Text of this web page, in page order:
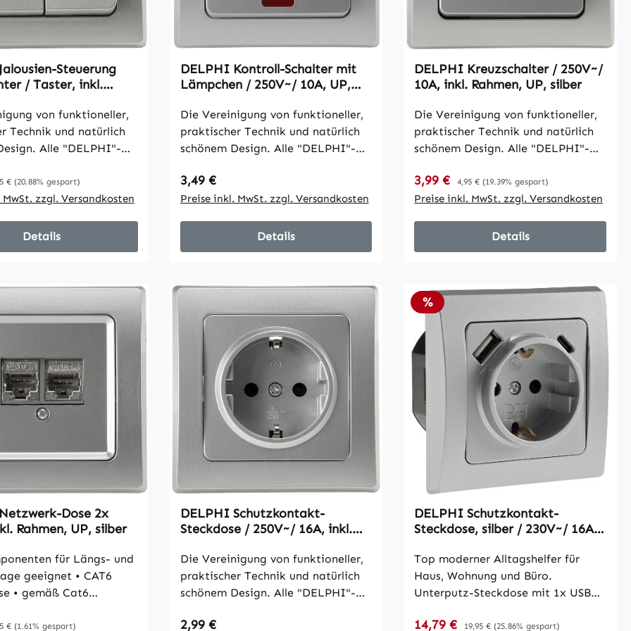
Schraubanschluss
Steuerung
/ Taster, inkl.
von funktioneller,
Technik und natürlich
Alle "DELPHI"-
geeignet und mit
hochglänzenden
Tasterfunktion •
• Maße mit
Preis:
€ (20.88% gespart)
zzgl. Versandkosten
Details
DELPHI Kontroll-Schalter mit
Lämpchen / 250V~/ 10A, UP,
Die Vereinigung von funktioneller,
praktischer Technik und natürlich
schönem Design. Alle "DELPHI"-
Quermontage geeignet und mit
einer eleganten hochglänzenden
Details: • einfache Installation mit
Schraubterminal • alle
Quermontage geeignet • Kontroll-
AUS-Schalter (benötigt Nullleiter) •
Funktion: Kontroll-Lämpchen AN
wenn Licht AN (Nullleiter-Anschluss
benötigt) • Maße: 80x80x25mm
Regulärer Preis:
3,49 €
Preise inkl. MwSt. zzgl. Versandkosten
Details
DELPHI Kreuzschalter / 250V~/
10A, inkl. Rahmen, UP, silber
Die Vereinigung von funktioneller,
praktischer Technik und natürlich
schönem Design. Alle "DELPHI"-
Quermontage geeignet und mit
einer eleganten hochglänzenden
Schraubanschluss
Verkaufspreis:
3,99 € Regulärer Preis:
4,95 € (19.39% gespart)
Preise inkl. MwSt. zzgl. Versandkosten
Details
Dose 2x
Rahmen, UP, silber
für Längs- und
geeignet • CAT6
• gemäß Cat6
für Gigabit bestens
Preis:
€ (1.61% gespart)
DELPHI Schutzkontakt-
Steckdose / 250V~/ 16A, inkl.
Die Vereinigung von funktioneller,
praktischer Technik und natürlich
schönem Design. Alle "DELPHI"-
Quermontage geeignet und mit
Regulärer Preis:
2,99 €
Rabatt
%
DELPHI Schutzkontakt-
Steckdose, silber / 230V~/ 16A,
Top moderner Alltagshelfer für
Haus, Wohnung und Büro.
Unterputz-Steckdose mit 1x USB
zur Kombination mit allen weiteren
Verkaufspreis:
14,79 € Regulärer Preis:
19,95 € (25.86% gespart)